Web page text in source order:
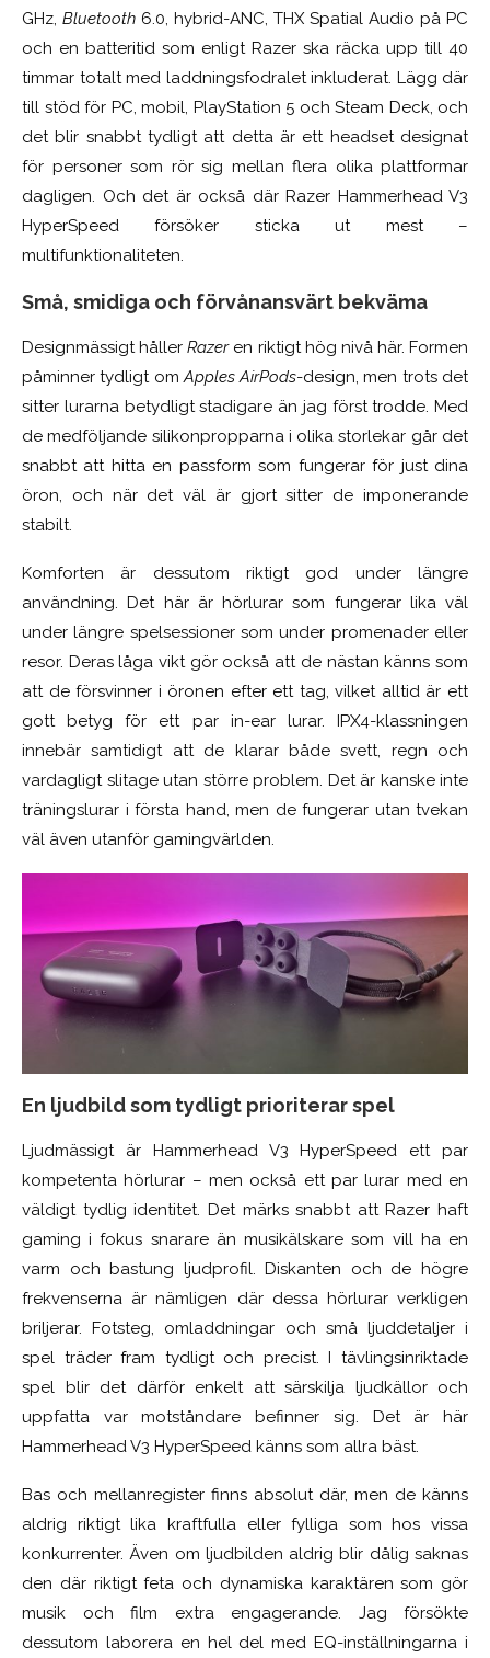
GHz, Bluetooth 6.0, hybrid-ANC, THX Spatial Audio på PC
och en batteritid som enligt Razer ska räcka upp till 40
timmar totalt med laddningsfodralet inkluderat. Lägg där
till stöd för PC, mobil, PlayStation 5 och Steam Deck, och
det blir snabbt tydligt att detta är ett headset designat
för personer som rör sig mellan flera olika plattformar
dagligen. Och det är också där Razer Hammerhead V3
HyperSpeed försöker sticka ut mest –
multifunktionaliteten.
Små, smidiga och förvånansvärt bekväma
Designmässigt håller Razeren riktigt hög nivå här. Formen
påminner tydligt omApples AirPods-design, men trots det
sitter lurarna betydligt stadigare än jag först trodde. Med
de medföljande silikonpropparna i olika storlekar går det
snabbt att hitta en passform som fungerar för just dina
öron, och när det väl är gjort sitter de imponerande
stabilt.
Komforten är dessutom riktigt god under längre
användning. Det här är hörlurar som fungerar lika väl
under längre spelsessioner som under promenader eller
resor. Deras låga vikt gör också att de nästan känns som
att de försvinner i öronen efter ett tag, vilket alltid är ett
gott betyg för ett par in-ear lurar. IPX4-klassningen
innebär samtidigt att de klarar både svett, regn och
vardagligt slitage utan större problem. Det är kanske inte
träningslurar i första hand, men de fungerar utan tvekan
väl även utanför gamingvärlden.
En ljudbild som tydligt prioriterar spel
Ljudmässigt är Hammerhead V3 HyperSpeed ett par
kompetenta hörlurar – men också ett par lurar med en
väldigt tydlig identitet. Det märks snabbt att Razer haft
gaming i fokus snarare än musikälskare som vill ha en
varm och bastung ljudprofil. Diskanten och de högre
frekvenserna är nämligen där dessa hörlurar verkligen
briljerar. Fotsteg, omladdningar och små ljuddetaljer i
spel träder fram tydligt och precist. I tävlingsinriktade
spel blir det därför enkelt att särskilja ljudkällor och
uppfatta var motståndare befinner sig. Det är här
Hammerhead V3 HyperSpeed känns som allra bäst.
Bas och mellanregister finns absolut där, men de känns
aldrig riktigt lika kraftfulla eller fylliga som hos vissa
konkurrenter. Även om ljudbilden aldrig blir dålig saknas
den där riktigt feta och dynamiska karaktären som gör
musik och film extra engagerande. Jag försökte
dessutom laborera en hel del med EQ-inställningarna i